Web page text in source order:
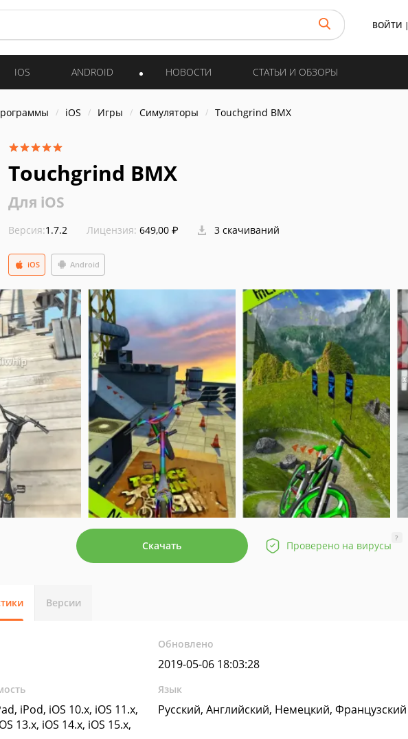
ВОЙТИ |
IOS ANDROID НОВОСТИ СТАТЬИ И ОБЗОРЫ
iOS Игры Симуляторы Touchgrind BMX
Touchgrind BMX
Для iOS
Версия:1.7.2 Лицензия: 649,00 ₽ 3 скачиваний
Android
iOS
Скачать Проверено на вирусы
?
Версии
Обновлено
2019-05-06 18:03:28
iPod, iOS 10.x, iOS 11.x,
13.x, iOS 14.x, iOS 15.x,
Язык
Русский, Английский, Немецкий, Французский